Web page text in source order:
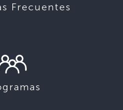
Frecuentes